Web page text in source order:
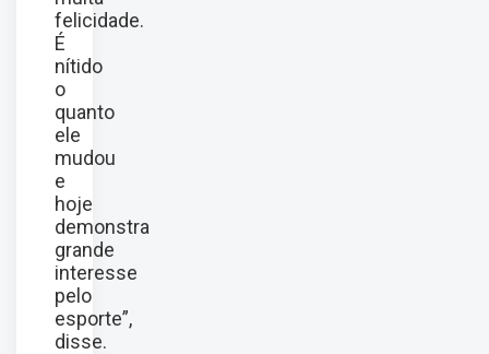
felicidade.
É
nítido
o
quanto
ele
mudou
e
hoje
demonstra
grande
interesse
pelo
esporte”,
disse.